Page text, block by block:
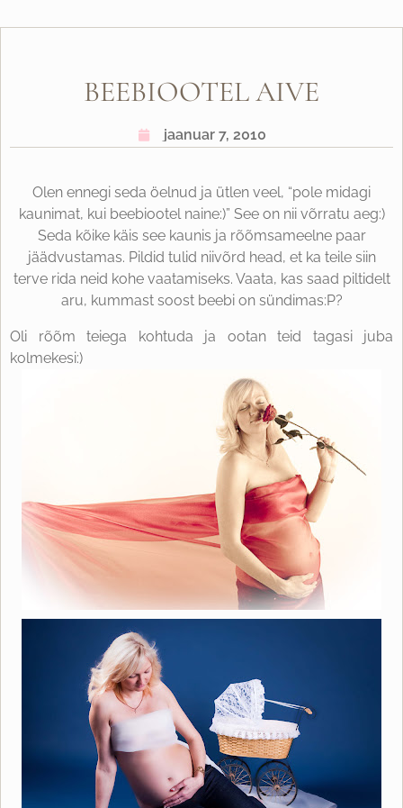
BEEBIOOTEL AIVE
jaanuar 7, 2010
Olen ennegi seda öelnud ja ütlen veel, “pole midagi
kaunimat, kui beebiootel naine:)” See on nii võrratu aeg:)
Seda kõike käis see kaunis ja rõõmsameelne paar
jäädvustamas. Pildid tulid niivõrd head, et ka teile siin
terve rida neid kohe vaatamiseks. Vaata, kas saad piltidelt
aru, kummast soost beebi on sündimas:P?
Oli rõõm teiega kohtuda ja ootan teid tagasi juba
kolmekesi:)